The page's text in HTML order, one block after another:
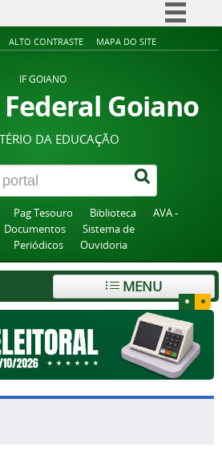
Simplifique!
Acesso à informação
Legislação
Canais
ALTO CONTRASTE MAPA DO SITE
IF GOIANO
Goiano
DA EDUCAÇÃO
Pag Tesouro Biblioteca
AVA -
Documentos
Sistema de
Periódicos Ouvidoria
MENU